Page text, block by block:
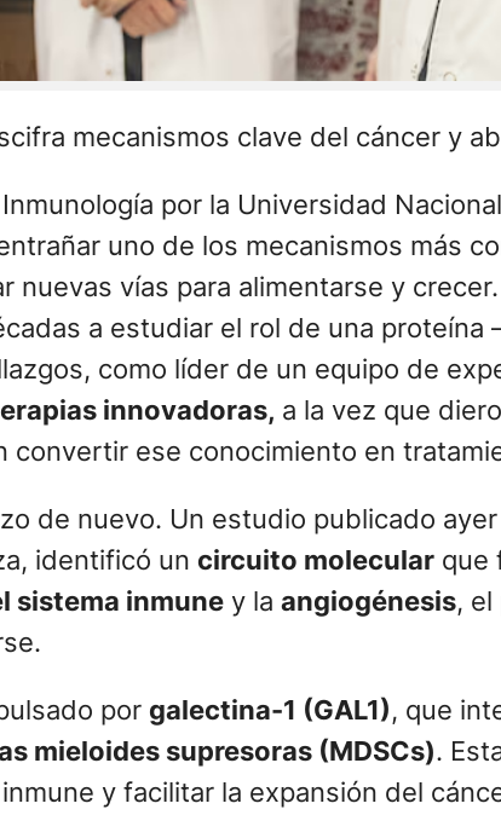
mecanismos clave del cáncer y
por la Universidad
uno de los mecanismos más
nuevas vías para alimentarse y
a estudiar el rol de una proteína
como líder de un equipo de
innovadoras, a la vez que
convertir ese conocimiento en
de nuevo. Un estudio publicado
identificó un circuito molecular que
sistema inmune y la angiogénesis,
por galectina-1 (GAL1), que
mieloides supresoras (MDSCs).
y facilitar la expansión del